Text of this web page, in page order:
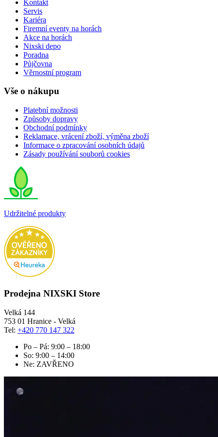
Kontakt
Servis
Kariéra
Firemní eventy na horách
Akce na horách
Nixski depo
Poradna
Půjčovna
Věrnostní program
Vše o nákupu
Platební možnosti
Způsoby dopravy
Obchodní podmínky
Reklamace, vrácení zboží, výměna zboží
Informace o zpracování osobních údajů
Zásady používání souborů cookies
Udržitelné produkty
Prodejna NIXSKI Store
Velká 144
753 01 Hranice - Velká
Tel: +420 770 147 322
Po – Pá: 9:00 – 18:00
So: 9:00 – 14:00
Ne: ZAVŘENO